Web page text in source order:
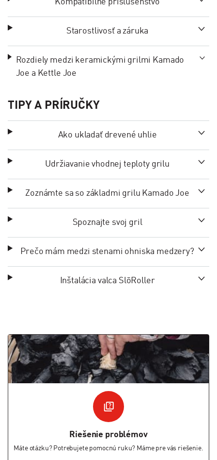
Kompatibilné príslušenstvo
Starostlivosť a záruka
Rozdiely medzi keramickými grilmi Kamado
Joe a Kettle Joe
TIPY A PRÍRUČKY
Ako ukladať drevené uhlie
Udržiavanie vhodnej teploty grilu
Zoznámte sa so základmi grilu Kamado Joe
Spoznajte svoj gril
Prečo mám medzi stenami ohniska medzery?
Inštalácia valca SlōRoller
Riešenie problémov
Máte otázku? Potrebujete pomocnú ruku? Máme pre vás riešenie.